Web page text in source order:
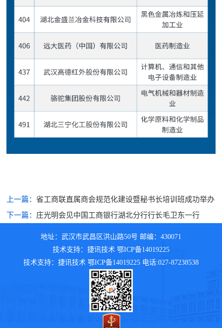
上一篇：省工商联直属商会规范化建设暨秘书长培训班成功举办
下一篇： 庄光明会见中国工商银行湖北分行行长毛卫东一行
地址：武汉市武昌区洪山路50号 邮编：430071
技术支持：捷讯技术 鄂ICP备14019225
技术支持：捷讯技术 鄂ICP备14019225 电话:027-87238538